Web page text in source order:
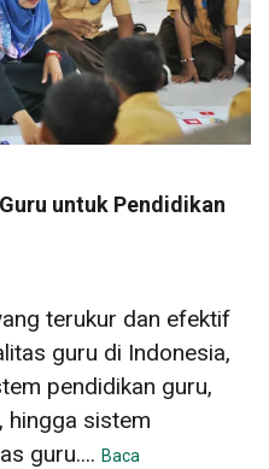
untuk Pendidikan
terukur dan efektif
guru di Indonesia,
pendidikan guru,
hingga sistem
guru.... Baca